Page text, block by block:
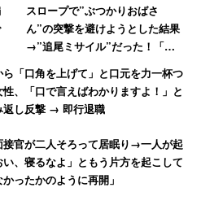
念なことに、「子ども優先＝
態度の人もいるようだ。先輩
っているのかもしれない。
必要はないが、一緒に働く人
れは休んでいいか悪いかでは
ら、同僚もまた休んで当然」
環境をよくする」のは、会社
スロープで”ぶつかりおばさ
ん”の突撃を避けようとした結果
→”追尾ミサイル”だった！「ゴ
ツッ！とえげつない音がして激
痛」
「口角を上げて」と口元を力一杯つ
、「口で言えばわかりますよ！」と
返し反撃 → 即行退職
接官が二人そろって居眠り→一人が起
い、寝るなよ」ともう片方を起こして
かったかのように再開」